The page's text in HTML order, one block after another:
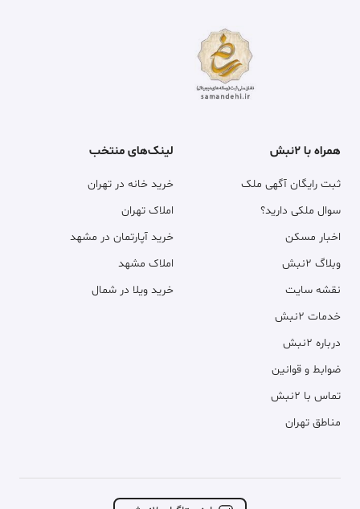
همراه با ۲نبش
ثبت رایگان آگهی ملک
سوال ملکی دارید؟
اخبار مسکن
وبلاگ ۲نبش
نقشه سایت
خدمات ۲نبش
درباره ۲نبش
ضوابط و قوانین
تماس با ۲نبش
مناطق تهران
لینک‌های منتخب
خرید خانه در تهران
املاک تهران
خرید آپارتمان در مشهد
املاک مشهد
خرید ویلا در شمال